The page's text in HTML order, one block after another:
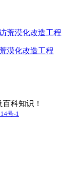
漠化改造工程
科知识！
号-1